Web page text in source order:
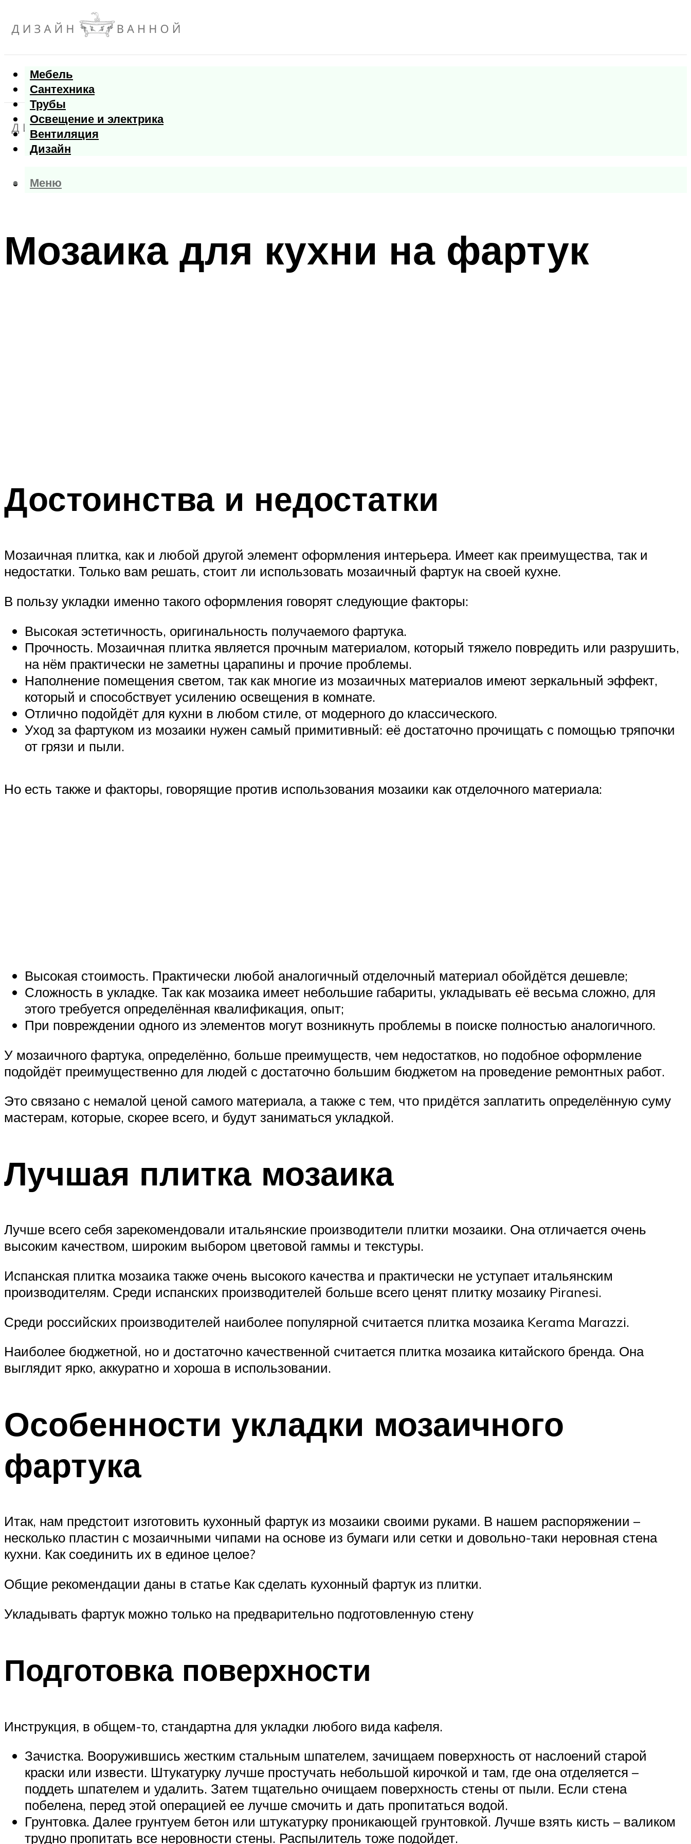
Мебель
Сантехника
Трубы
Освещение и электрика
Вентиляция
Дизайн
Меню
Меню
Мозаика для кухни на фартук
Достоинства и недостатки
Мозаичная плитка, как и любой другой элемент оформления интерьера. Имеет как преимущества, так и
недостатки. Только вам решать, стоит ли использовать мозаичный фартук на своей кухне.
В пользу укладки именно такого оформления говорят следующие факторы:
Высокая эстетичность, оригинальность получаемого фартука.
Прочность. Мозаичная плитка является прочным материалом, который тяжело повредить или разрушить,
на нём практически не заметны царапины и прочие проблемы.
Наполнение помещения светом, так как многие из мозаичных материалов имеют зеркальный эффект,
который и способствует усилению освещения в комнате.
Отлично подойдёт для кухни в любом стиле, от модерного до классического.
Уход за фартуком из мозаики нужен самый примитивный: её достаточно прочищать с помощью тряпочки
от грязи и пыли.
Но есть также и факторы, говорящие против использования мозаики как отделочного материала:
Высокая стоимость. Практически любой аналогичный отделочный материал обойдётся дешевле;
Сложность в укладке. Так как мозаика имеет небольшие габариты, укладывать её весьма сложно, для
этого требуется определённая квалификация, опыт;
При повреждении одного из элементов могут возникнуть проблемы в поиске полностью аналогичного.
У мозаичного фартука, определённо, больше преимуществ, чем недостатков, но подобное оформление
подойдёт преимущественно для людей с достаточно большим бюджетом на проведение ремонтных работ.
Это связано с немалой ценой самого материала, а также с тем, что придётся заплатить определённую суму
мастерам, которые, скорее всего, и будут заниматься укладкой.
Лучшая плитка мозаика
Лучше всего себя зарекомендовали итальянские производители плитки мозаики. Она отличается очень
высоким качеством, широким выбором цветовой гаммы и текстуры.
Испанская плитка мозаика также очень высокого качества и практически не уступает итальянским
производителям. Среди испанских производителей больше всего ценят плитку мозаику Piranesi.
Среди российских производителей наиболее популярной считается плитка мозаика Kerama Marazzi.
Наиболее бюджетной, но и достаточно качественной считается плитка мозаика китайского бренда. Она
выглядит ярко, аккуратно и хороша в использовании.
Особенности укладки мозаичного
фартука
Итак, нам предстоит изготовить кухонный фартук из мозаики своими руками. В нашем распоряжении –
несколько пластин с мозаичными чипами на основе из бумаги или сетки и довольно-таки неровная стена
кухни. Как соединить их в единое целое?
Общие рекомендации даны в статье Как сделать кухонный фартук из плитки.
Укладывать фартук можно только на предварительно подготовленную стену
Подготовка поверхности
Инструкция, в общем-то, стандартна для укладки любого вида кафеля.
Зачистка. Вооружившись жестким стальным шпателем, зачищаем поверхность от наслоений старой
краски или извести. Штукатурку лучше простучать небольшой кирочкой и там, где она отделяется –
поддеть шпателем и удалить. Затем тщательно очищаем поверхность стены от пыли. Если стена
побелена, перед этой операцией ее лучше смочить и дать пропитаться водой.
Грунтовка. Далее грунтуем бетон или штукатурку проникающей грунтовкой. Лучше взять кисть – валиком
трудно пропитать все неровности стены. Распылитель тоже подойдет.